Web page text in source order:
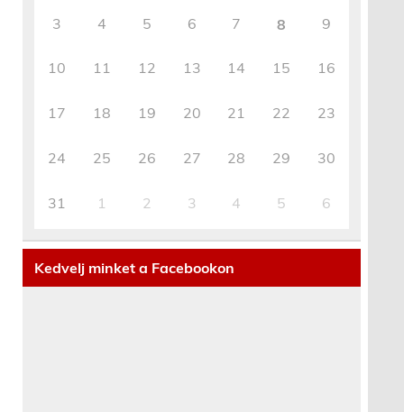
3 4 5 6 7 8 9
10 11 12 13 14 15 16
17 18 19 20 21 22 23
24 25 26 27 28 29 30
31 1 2 3 4 5 6
Kedvelj minket a Facebookon